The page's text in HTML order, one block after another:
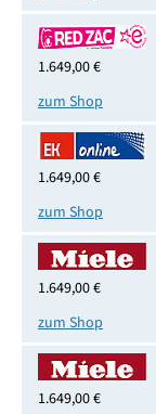
1.649,00 €
zum Shop
1.649,00 €
zum Shop
1.649,00 €
zum Shop
1.649,00 €